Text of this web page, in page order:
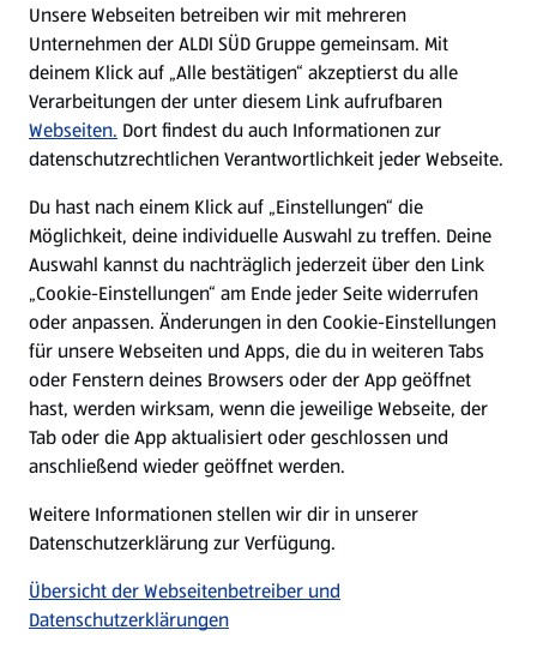
Nachhaltigkeit
Karriere
Presse
Hilfe & Kontakt
(öffnet in einem neuen Tab)
Unternehmen
Folge uns hier:
Unsere Webseiten betreiben wir mit mehreren
Unternehmen der ALDI SÜD Gruppe gemeinsam. Mit
deinem Klick auf „Alle bestätigen“ akzeptierst du alle
Verarbeitungen der unter diesem Link aufrufbaren
Webseiten. Dort findest du auch Informationen zur
datenschutzrechtlichen Verantwortlichkeit jeder Webseite.
Du hast nach einem Klick auf „Einstellungen“ die
Möglichkeit, deine individuelle Auswahl zu treffen. Deine
Auswahl kannst du nachträglich jederzeit über den Link
„Cookie-Einstellungen“ am Ende jeder Seite widerrufen
oder anpassen. Änderungen in den Cookie-Einstellungen
für unsere Webseiten und Apps, die du in weiteren Tabs
oder Fenstern deines Browsers oder der App geöffnet
hast, werden wirksam, wenn die jeweilige Webseite, der
Tab oder die App aktualisiert oder geschlossen und
anschließend wieder geöffnet werden.
Weitere Informationen stellen wir dir in unserer
Datenschutzerklärung zur Verfügung.
Übersicht der Webseitenbetreiber und
Datenschutzerklärungen